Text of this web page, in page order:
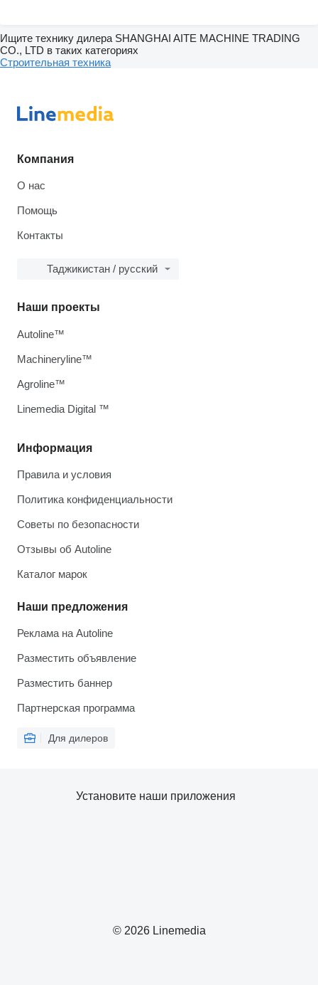
Ищите технику дилера SHANGHAI AITE MACHINE TRADING
CO., LTD в таких категориях
Строительная техника
Компания
О нас
Помощь
Контакты
Таджикистан / русский
Информация
Правила и условия
Политика конфиденциальности
Советы по безопасности
Отзывы об Autoline
Каталог марок
Наши предложения
Реклама на Autoline
Разместить объявление
Разместить баннер
Партнерская программа
Для дилеров
Наши проекты
Autoline™
Machineryline™
Agroline™
Linemedia Digital ™
© 2026 Linemedia
Установите наши приложения